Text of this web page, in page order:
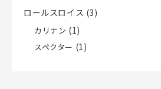
ロールスロイス (3)
カリナン (1)
スペクター (1)